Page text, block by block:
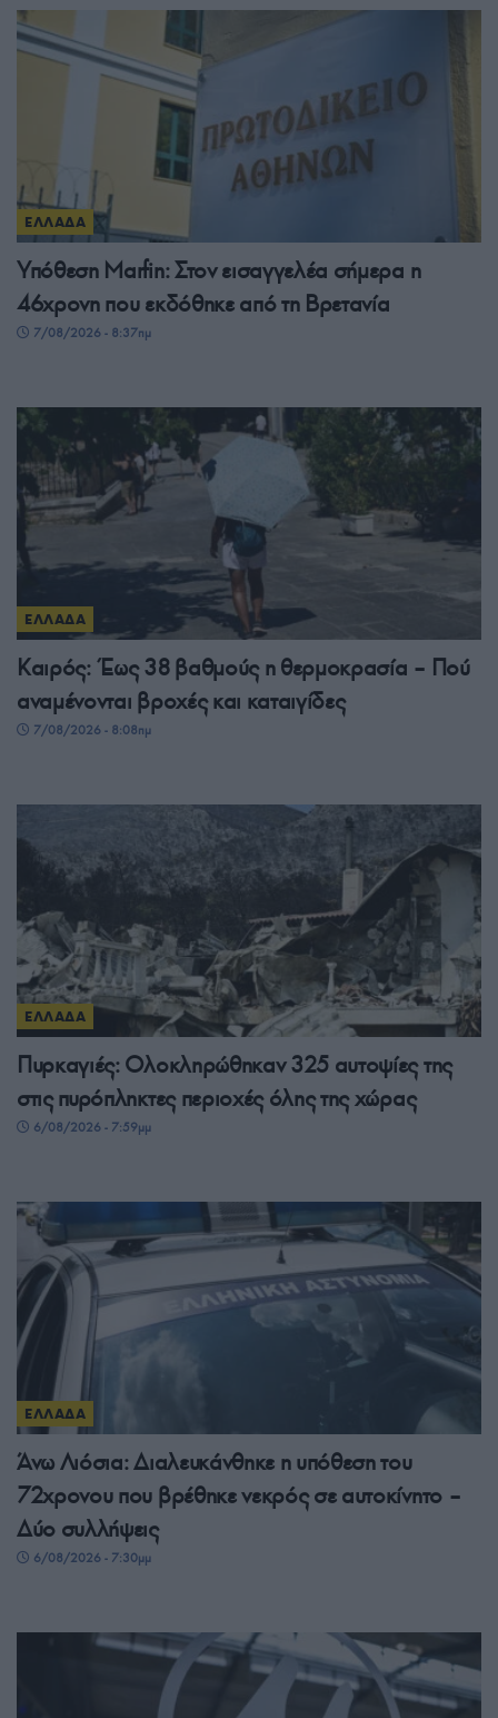
ΕΛΛΑΔΑ
Υπόθεση Marfin: Στον εισαγγελέα σήμερα η
46χρονη που εκδόθηκε από τη Βρετανία
7/08/2026 - 8:37πμ
ΕΛΛΑΔΑ
Καιρός: Έως 38 βαθμούς η θερμοκρασία – Πού
αναμένονται βροχές και καταιγίδες
7/08/2026 - 8:08πμ
ΕΛΛΑΔΑ
Πυρκαγιές: Ολοκληρώθηκαν 325 αυτοψίες της
στις πυρόπληκτες περιοχές όλης της χώρας
6/08/2026 - 7:59μμ
ΕΛΛΑΔΑ
Άνω Λιόσια: Διαλευκάνθηκε η υπόθεση του
72χρονου που βρέθηκε νεκρός σε αυτοκίνητο –
Δύο συλλήψεις
6/08/2026 - 7:30μμ